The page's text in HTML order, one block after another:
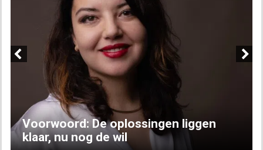
Voorwoord: De oplossingen liggen
klaar, nu nog de wil